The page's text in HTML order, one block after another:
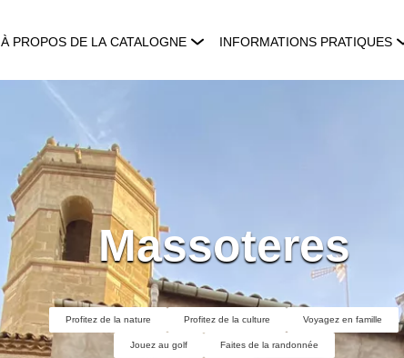
À PROPOS DE LA CATALOGNE INFORMATIONS PRATIQUES
Massoteres
Profitez de la nature Profitez de la culture Voyagez en famille
Jouez au golf Faites de la randonnée